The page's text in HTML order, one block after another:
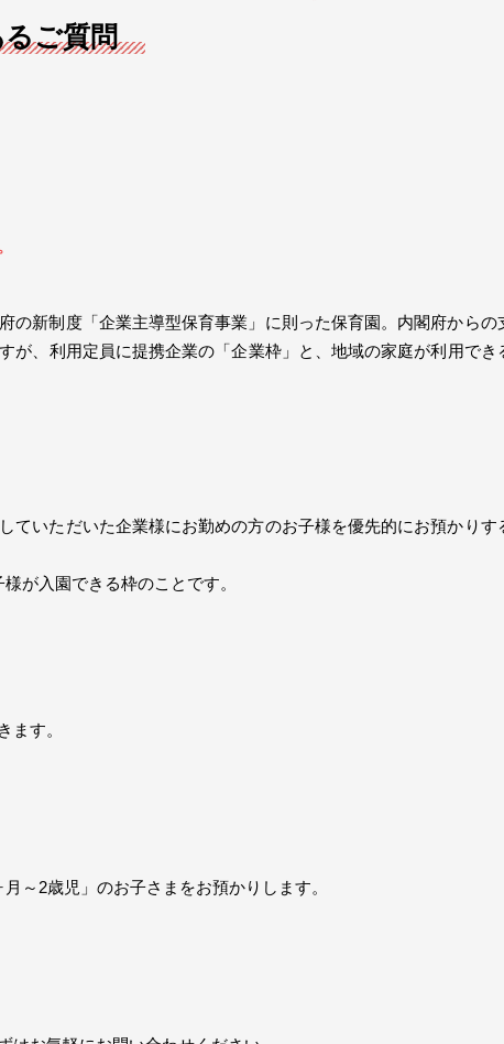
ご質問
の新制度「企業主導型保育事業」に則った保育園。内閣府からの
が、利用定員に提携企業の「企業枠」と、地域の家庭が利用でき
ていただいた企業様にお勤めの方のお子様を優先的にお預かりす
が入園できる枠のことです。
ます。
～2歳児」のお子さまをお預かりします。